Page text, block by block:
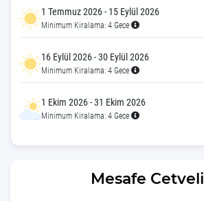
1 Temmuz 2026 - 15 Eylül 2026
Minimum Kiralama: 4 Gece
16 Eylül 2026 - 30 Eylül 2026
Minimum Kiralama: 4 Gece
1 Ekim 2026 - 31 Ekim 2026
Minimum Kiralama: 4 Gece
Mesafe Cetveli